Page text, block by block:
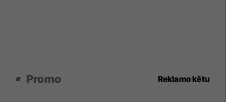
Promo Reklamo këtu